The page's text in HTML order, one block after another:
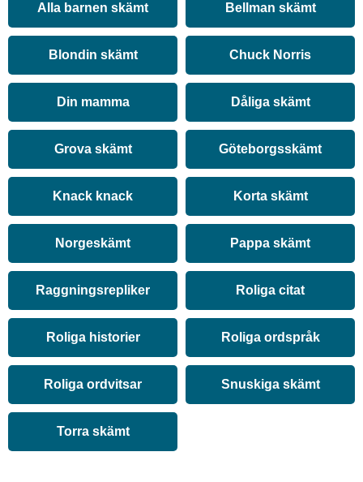
Alla barnen skämt Bellman skämt
Blondin skämt Chuck Norris
Din mamma Dåliga skämt
Grova skämt Göteborgsskämt
Knack knack Korta skämt
Norgeskämt Pappa skämt
Raggningsrepliker Roliga citat
Roliga historier Roliga ordspråk
Roliga ordvitsar Snuskiga skämt
Torra skämt